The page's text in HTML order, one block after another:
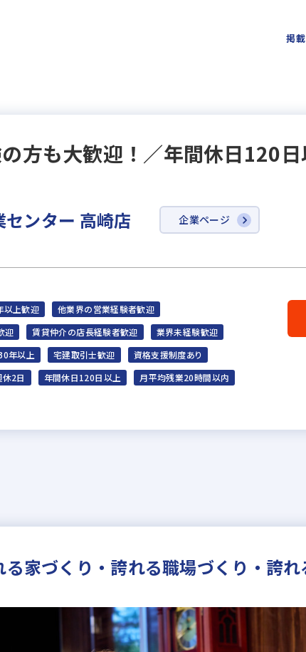
掲
も大歓迎！／年間休日120日
ンター 高崎店 企業ページ
以上歓迎
他業界の営業経験者歓迎
迎
賃貸仲介の店長経験者歓迎
業界未経験歓迎
年以上
宅建取引士歓迎
資格支援制度あり
2日
年間休日120日以上 月平均残業20時間以内
家づくり・誇れる職場づくり・誇れ